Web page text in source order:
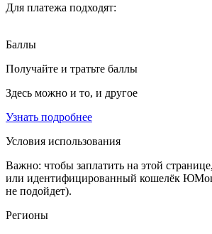
Для платежа подходят:
Баллы
Получайте и тратьте баллы
Здесь можно и то, и другое
Узнать подробнее
Условия использования
Важно: чтобы заплатить на этой
или идентифицированный кошелёк
не подойдет).
Регионы